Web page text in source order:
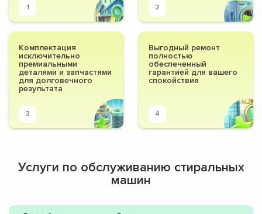
1 2
Комплектация
исключительно
премиальными
деталями и запчастями
для долговечного
результата
3
Выгодный ремонт
полностью
обеспеченный
гарантией для вашего
спокойствия
4
Услуги по обслуживанию стиральных
машин